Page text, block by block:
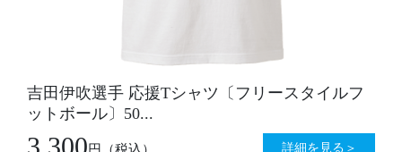
吉田伊吹選手 応援Tシャツ〔フリースタイルフ
ットボール〕50...
詳細を見る＞